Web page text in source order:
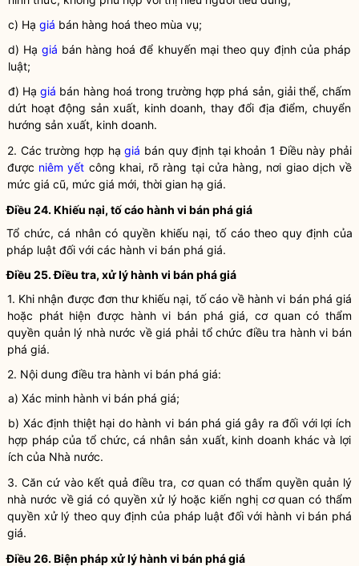
c) Hạ giá bán hàng hoá theo mùa vụ;
d) Hạgiá bán hàng hoá để khuyến mại theo quy định của pháp
luật;
đ) Hạgiá bán hàng hoá trong trường hợp phá sản, giải thể, chấm
dứt hoạt động sản xuất, kinh doanh, thay đổi địa điểm, chuyển
hướng sản xuất, kinh doanh.
2. Các trường hợp hạgiá bán quy định tại khoản 1 Điều này phải
được niêm yết công khai, rõ ràng tại cửa hàng, nơi giao dịch về
mức giá cũ, mức giá mới, thời gian hạ giá.
Điều 24. Khiếu nại, tố cáo hành vi bán phá giá
Tổ chức, cá nhân có quyền khiếu nại, tố cáo theo quy định của
pháp luật đối với các hành vi bán phá giá.
Điều 25. Điều tra, xử lý hành vi bán phá giá
1. Khi nhận được đơn thư khiếu nại, tố cáo về hành vi bán phá giá
hoặc phát hiện được hành vi bán phá giá, cơ quan có thẩm
quyền quản lý nhà nước về giá phải tổ chức điều tra hành vi bán
phá giá.
2. Nội dung điều tra hành vi bán phá giá:
a) Xác minh hành vi bán phá giá;
b) Xác định thiệt hại do hành vi bán phá giá gây ra đối với lợi ích
hợp pháp của tổ chức, cá nhân sản xuất, kinh doanh khác và lợi
ích của Nhà nước.
3. Căn cứ vào kết quả điều tra, cơ quan có thẩm quyền quản lý
nhà nước về giá có quyềnxử lý hoặc kiến nghị cơ quan có thẩm
quyền xử lý theo quy định của pháp luật đối với hành vi bán phá
giá.
Điều 26. Biện pháp xử lý hành vi bán phá giá